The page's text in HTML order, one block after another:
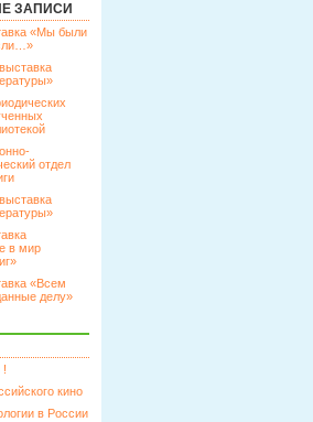
ЗАПИСИ
«Мы были
отдел
в мир
«Всем
делу»
!
кино
в России